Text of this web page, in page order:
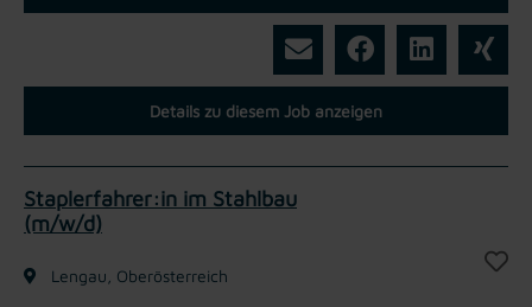
Details zu diesem Job anzeigen
Staplerfahrer:in im Stahlbau
(m/w/d)
Lengau, Oberösterreich